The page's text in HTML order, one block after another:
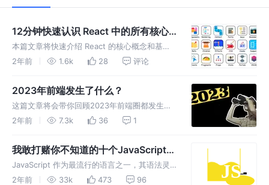
12分钟快速认识 React 中的所有核心
概念
本篇文章将快速介绍 React 的核心概念和基本
用法，包括 组件、JSX、props、key、state、
ErrorBoundary 等
2年前 1.6k 28 评论
2023年前端发生了什么？
这篇文章将会带你回顾2023年前端圈都发生了
什么，时间从早到晚的顺序排列，看看大牛们今
2年前 7.3k 36 1
我敢打赌你不知道的十个JavaScript技
巧
JavaScript 作为最流行的语言之一，其语法灵
活且每年都在不断吸纳新特性，即使是一个从业
2年前 33k 473 96